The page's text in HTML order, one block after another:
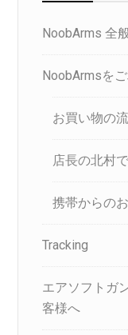
NoobArms 全
NoobArmsを
お買い物の
店長の北村で
携帯からの
Tracking
エアソフトガ
客様へ